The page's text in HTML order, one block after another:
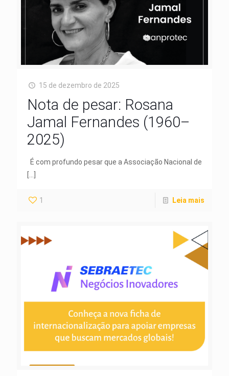
15 de dezembro de 2025
Nota de pesar: Rosana
Jamal Fernandes (1960–
2025)
É com profundo pesar que a Associação Nacional de
1 Leia mais